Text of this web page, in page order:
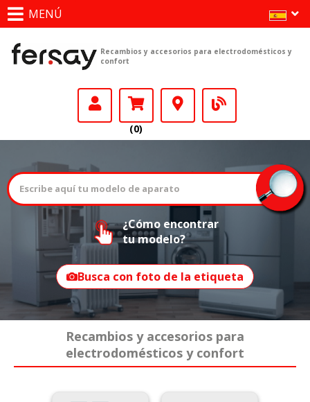
MENÚ
Recambios y accesorios para electrodomésticos y
confort
(0)
¿Cómo encontrar
tu modelo?
Busca con foto de la etiqueta
Recambios y accesorios para
electrodomésticos y confort